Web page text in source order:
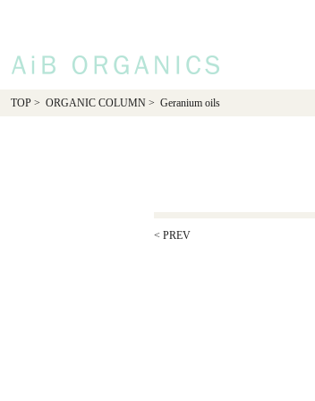
TOP> ORGANIC COLUMN> Geranium oils
< PREV